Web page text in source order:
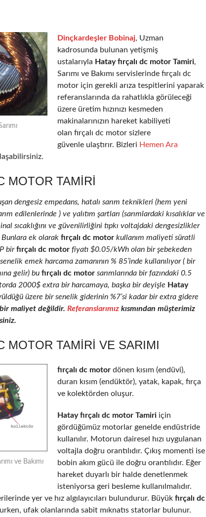
Dinçkardeşler Bobinaj, Uzman
kadrosunda bulunan yetişmiş
ustalarıyla Hatay fırçalı dc motor Tamiri,
Sarımı ve Bakımı servislerinde fırçalı dc
motor için gerekli arıza tespitlerini yaparak
referanslarında da rahatlıkla görüleceği
üzere üretim hızınızı kesmeden
makinalarınızın hareket kabiliyeti
olan fırçalı dc motor sizlere
güvenle ulaştırır. Bizleri Hemen Ara
MOTOR TAMIRI
dengesiz empedans, hatalı sarım teknikleri (hem yeni
edilenlerinde ) ve yalıtım şartları (sarımlardaki kısalıklar ve
sıcaklığını ve güvenilirliğini tıpkı voltajdaki dengesizlikler
ek olarak fırçalı dc motor kullanım maliyeti süratli
birfırçalı dc motor fiyatı $0.05/kWh olan bir şebekeden
emek harcama zamanının % 85’inde kullanılıyor ( bir
gelir) bu fırçalı dc motor sarımlarında bir fazındaki 0.5
2000$ extra bir harcamaya, başka bir deyişle Hatay
üzere bir senelik giderinin %7’si kadar bir extra gidere
maliyet değildir. Referanslarımız kısmından müşterimiz
MOTOR TAMIRI VE SARIMI
ve Bakımı
fırçalı dc motor dönen kısım (endüvi),
duran kısım (endüktör), yatak, kapak, fırça
ve kolektörden oluşur.
Hatay fırçalı dc motor Tamiri için
gördüğümüz motorlar genelde endüstride
kullanılır. Motorun dairesel hızı uygulanan
voltajla doğru orantılıdır. Çıkış momenti ise
bobin akım gücü ile doğru orantılıdır. Eğer
hareket duyarlı bir halde denetlenmek
isteniyorsa geri besleme kullanılmalıdır.
yer ve hız algılayıcıları bulundurur. Büyük fırçalı dc
ufak olanlarında sabit mıknatıs statorlar bulunur.